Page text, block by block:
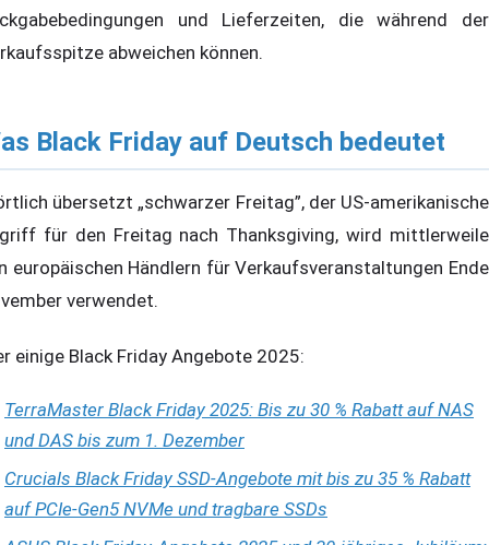
und Lieferzeiten, die während der
abweichen können.
Black Friday auf Deutsch bedeutet
übersetzt „schwarzer Freitag”, der US-amerikanische
für den Freitag nach Thanksgiving, wird mittlerweile
europäischen Händlern für Verkaufsveranstaltungen Ende
verwendet.
einige Black Friday Angebote 2025:
TerraMaster Black Friday 2025: Bis zu 30 % Rabatt auf NAS
und DAS bis zum 1. Dezember
Crucials Black Friday SSD-Angebote mit bis zu 35 % Rabatt
auf PCIe-Gen5 NVMe und tragbare SSDs